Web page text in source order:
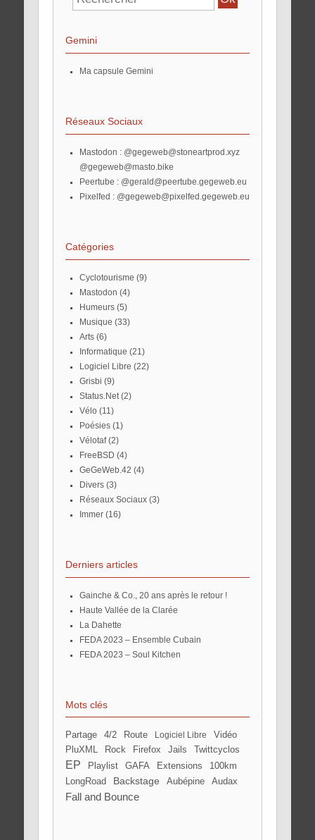
Gemini
Ma capsule Gemini
Réseaux Sociaux
Mastodon : @gegeweb@stoneartprod.xyz
@gegeweb@masto.bike
Peertube : @gerald@peertube.gegeweb.eu
Pixelfed : @gegeweb@pixelfed.gegeweb.eu
Catégories
Cyclotourisme (9)
Mastodon (4)
Humeurs(5)
Musique (33)
Arts(6)
Informatique (21)
Logiciel Libre (22)
Grisbi (9)
Status.Net(2)
Vélo(11)
Poésies(1)
Vélotaf(2)
FreeBSD (4)
GeGeWeb.42 (4)
Divers(3)
Réseaux Sociaux(3)
Immer(16)
Derniers articles
Gainche & Co., 20 ans après le retour !
Haute Vallée de la Clarée
La Dahette
FEDA 2023 – Ensemble Cubain
FEDA 2023 – Soul Kitchen
Mots clés
partage 4/2 route Logiciel Libre
Vidéo
pluXML
rock Firefox jails twittcyclos
EP Playlist GAFA extensions
100km
LongRoad
Backstage aubépine Audax
Fall and Bounce